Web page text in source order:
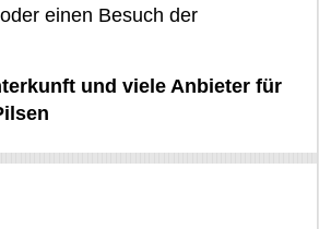
einen Besuch der
und viele Anbieter für